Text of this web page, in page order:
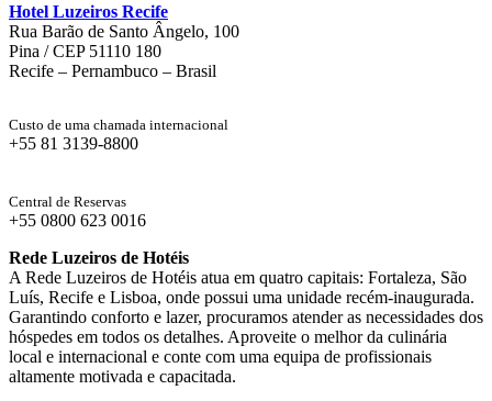
Hotel Luzeiros Recife
Rua Barão de Santo Ângelo, 100
Pina / CEP 51110 180
Recife – Pernambuco – Brasil
Custo de uma chamada internacional
+55 81 3139-8800
Central de Reservas
+55 0800 623 0016
Rede Luzeiros de Hotéis
A Rede Luzeiros de Hotéis atua em quatro capitais: Fortaleza, São
Luís, Recife e Lisboa, onde possui uma unidade recém-inaugurada.
Garantindo conforto e lazer, procuramos atender as necessidades dos
hóspedes em todos os detalhes. Aproveite o melhor da culinária
local e internacional e conte com uma equipa de profissionais
altamente motivada e capacitada.